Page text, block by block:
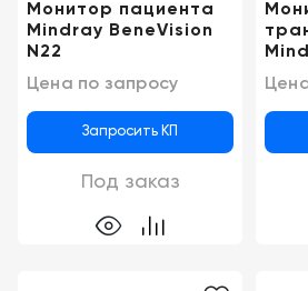
Монитор пациента
Mindray BeneVision
N22
Цена по запросу
Запросить КП
Под заказ